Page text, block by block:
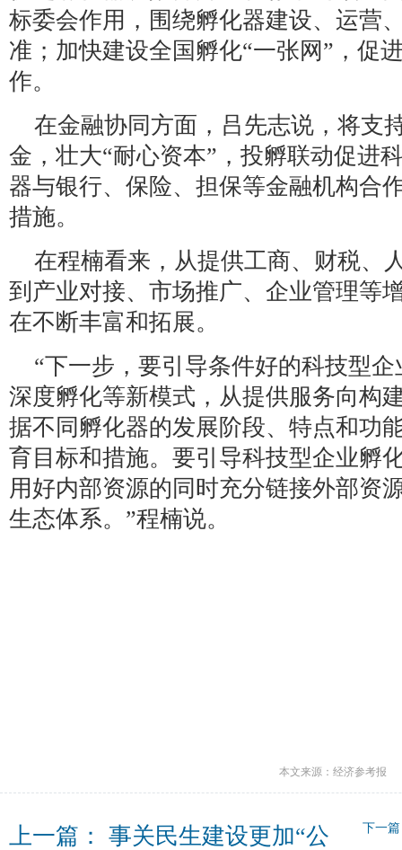
标委会作用，围绕孵化器建设、运营
准；加快建设全国孵化“一张网”，促
作。
在金融协同方面，吕先志说，将支
金，壮大“耐心资本”，投孵联动促进
器与银行、保险、担保等金融机构合
措施。
在程楠看来，从提供工商、财税、
到产业对接、市场推广、企业管理等
在不断丰富和拓展。
“下一步，要引导条件好的科技型
深度孵化等新模式，从提供服务向构
据不同孵化器的发展阶段、特点和功
育目标和措施。要引导科技型企业孵
用好内部资源的同时充分链接外部资
生态体系。”程楠说。
本文来源：经济参考报
下一
上一篇： 事关民生建设更加“公